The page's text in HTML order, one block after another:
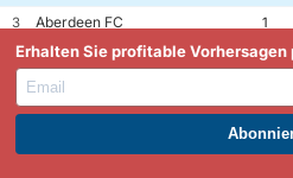
3
Aberdeen FC 1
4
Motherwell FC 1
Saint Johnstone FC
6
Dundee United FC 1
7
1
WERDEN SIE PREMIUM UND
Erhalten Sie profitable Vorhersagen